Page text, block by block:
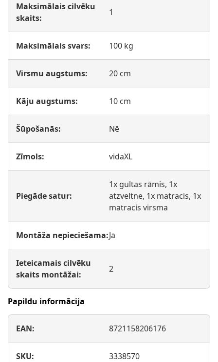
Maksimālais cilvēku
skaits:
1
Maksimālais svars: 100 kg
Virsmu augstums: 20 cm
Kāju augstums: 10 cm
Šūpošanās: Nē
Zīmols: vidaXL
Piegāde satur:
1x gultas rāmis, 1x
atzveltne, 1x matracis, 1x
matracis virsma
Montāža nepieciešama:Jā
Ieteicamais cilvēku
skaits montāžai:
2
Papildu informācija
EAN: 8721158206176
SKU: 3338570